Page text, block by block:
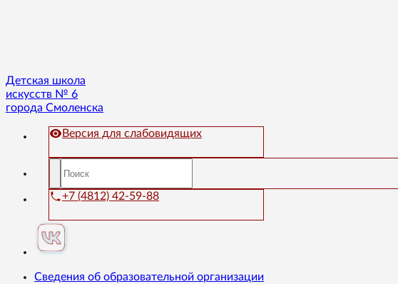
Детская школа
искусств № 6
города Смоленска
Версия для слабовидящих
+7 (4812) 42-59-88
Сведения об образовательной организации